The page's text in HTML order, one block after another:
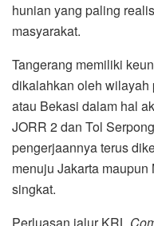
hunian yang paling
masyarakat.
Tangerang memiliki
dikalahkan oleh
atau Bekasi dalam hal
JORR 2 dan Tol
pengerjaannya terus
menuju Jakarta
singkat.